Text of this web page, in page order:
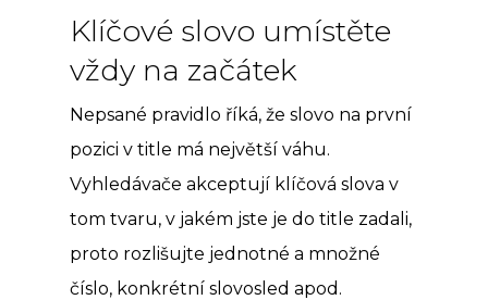
Klíčové slovo umístěte
vždy na začátek
Nepsané pravidlo říká, že slovo na první
pozici v title má největší váhu.
Vyhledávače akceptují klíčová slova v
tom tvaru, v jakém jste je do title zadali,
proto rozlišujte jednotné a množné
číslo, konkrétní slovosled apod.